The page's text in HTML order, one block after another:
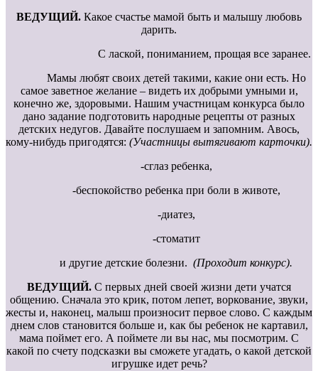
ВЕДУЩИЙ. Какое счастье мамой быть и малышу любовь
дарить.
С лаской, пониманием, прощая все заранее.
Мамы любят своих детей такими, какие они есть. Но
самое заветное желание – видеть их добрыми умными и,
конечно же, здоровыми. Нашим участницам конкурса было
дано задание подготовить народные рецепты от разных
детских недугов. Давайте послушаем и запомним. Авось,
кому-нибудь пригодятся: (Участницы вытягивают карточки).
-сглаз ребенка,
-беспокойство ребенка при боли в животе,
-диатез,
-стоматит
и другие детские болезни. (Проходит конкурс).
ВЕДУЩИЙ. С первых дней своей жизни дети учатся
общению. Сначала это крик, потом лепет, воркование, звуки,
жесты и, наконец, малыш произносит первое слово. С каждым
днем слов становится больше и, как бы ребенок не картавил,
мама поймет его. А поймете ли вы нас, мы посмотрим. С
какой по счету подсказки вы сможете угадать, о какой детской
игрушке идет речь?